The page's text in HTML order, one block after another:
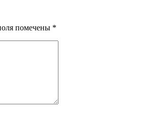
помечены *